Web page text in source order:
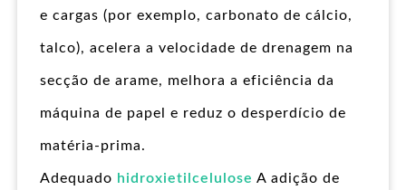
e cargas (por exemplo, carbonato de cálcio,
talco), acelera a velocidade de drenagem na
secção de arame, melhora a eficiência da
máquina de papel e reduz o desperdício de
matéria-prima.
Adequado hidroxietilcelulose A adição de